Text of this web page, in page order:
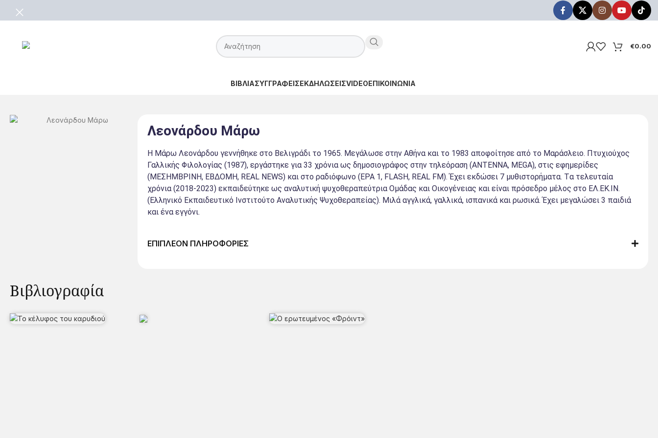
€0.00
ΒΙΒΛΙΑΣΥΓΓΡΑΦΕΙΣΕΚΔΗΛΩΣΕΙΣVIDEOΕΠΙΚΟΙΝΩΝΙΑ
Λεονάρδου Μάρω
Η Μάρω Λεονάρδου γεννήθηκε στο Βελιγράδι το 1965. Μεγάλωσε στην Αθήνα και το 1983 αποφοίτησε από το Μαράσλειο. Πτυχιούχος
Γαλλικής Φιλολογίας (1987), εργάστηκε για 33 χρόνια ως δημοσιογράφος στην τηλεόραση (ΑΝΤΕΝΝΑ, MEGA), στις εφημερίδες
(ΜΕΣΗΜΒΡΙΝΗ, ΕΒΔΟΜΗ, REAL NEWS) και στο ραδιόφωνο (ΕΡΑ 1, FLASH, REAL FM). Έχει εκδώσει 7 μυθιστορήματα. Tα τελευταία
χρόνια (2018-2023) εκπαιδεύτηκε ως αναλυτική ψυχοθεραπεύτρια Ομάδας και Οικογένειας και είναι πρόσεδρο μέλος στο ΕΛ.ΕΚ.ΙΝ.
(Ελληνικό Εκπαιδευτικό Ινστιτούτο Αναλυτικής Ψυχοθεραπείας). Μιλά αγγλικά, γαλλικά, ισπανικά και ρωσικά. Έχει μεγαλώσει 3 παιδιά
και ένα εγγόνι.
ΕΠΙΠΛΕΟΝ ΠΛΗΡΟΦΟΡΙΕΣ
Βιβλιογραφία